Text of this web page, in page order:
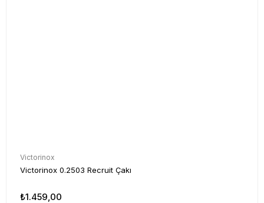
Victorinox
Victorinox 0.2503 Recruit Çakı
₺1.459,00